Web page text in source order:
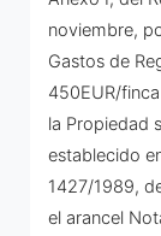
noviembre,
Gastos de
450EUR/
la Propiedad
establecido
1427/1989,
el arancel